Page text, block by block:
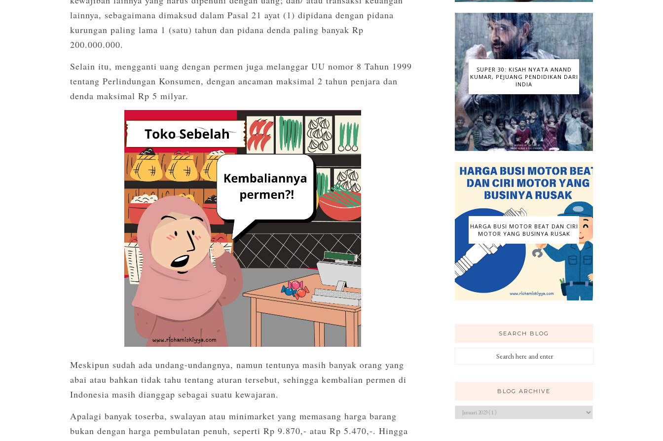
lainnya, sebagaimana dimaksud dalam Pasal 21 ayat (1) dipidana dengan pidana
kurungan paling lama 1 (satu) tahun dan pidana denda paling banyak Rp
200.000.000.
Selain itu, mengganti uang dengan permen juga melanggar UU nomor 8 Tahun 1999
tentang Perlindungan Konsumen, dengan ancaman maksimal 2 tahun penjara dan
denda maksimal Rp 5 milyar.
Meskipun sudah ada undang-undangnya, namun tentunya masih banyak orang yang
abai atau bahkan tidak tahu tentang aturan tersebut, sehingga kembalian permen di
Indonesia masih dianggap sebagai suatu kewajaran.
Apalagi banyak toserba, swalayan atau minimarket yang memasang harga barang
bukan dengan harga pembulatan penuh, seperti Rp 9.870,- atau Rp 5.470,-. Hingga
SUPER 30: KISAH NYATA ANAND
KUMAR, PEJUANG PENDIDIKAN DARI
INDIA
HARGA BUSI MOTOR BEAT DAN CIRI
MOTOR YANG BUSINYA RUSAK
SEARCH BLOG
BLOG ARCHIVE